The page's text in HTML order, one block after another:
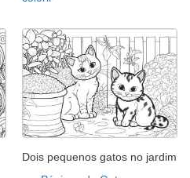
Dois pequenos gatos no jardim